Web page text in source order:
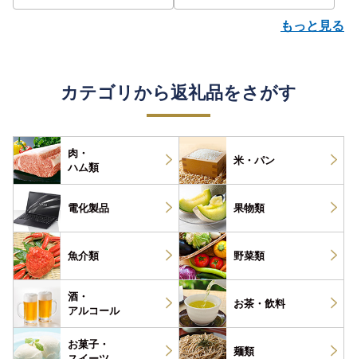
もっと見る
カテゴリから返礼品をさがす
肉・
ハム類
米・パン
電化製品 果物類
魚介類 野菜類
酒・
アルコール
お茶・ 飲料
お菓子・
麺類